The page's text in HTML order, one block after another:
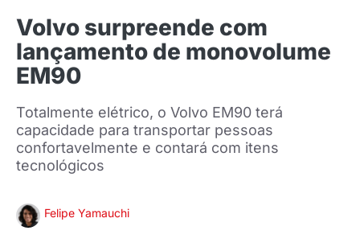
Volvo surpreende com
lançamento de monovolume
EM90
Totalmente elétrico, o Volvo EM90 terá
capacidade para transportar pessoas
confortavelmente e contará com itens
tecnológicos
Felipe Yamauchi